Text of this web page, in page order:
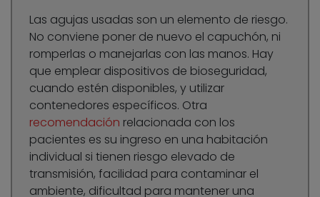
Las agujas usadas son un elemento de riesgo.
No conviene poner de nuevo el capuchón, ni
romperlas o manejarlas con las manos. Hay
que emplear dispositivos de bioseguridad,
cuando estén disponibles, y utilizar
contenedores específicos. Otra
recomendación relacionada con los
pacientes es su ingreso en una habitación
individual si tienen riesgo elevado de
transmisión, facilidad para contaminar el
ambiente, dificultad para mantener una